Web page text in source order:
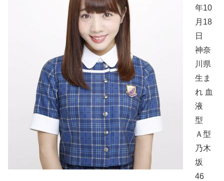
年10
月18
日
神奈
川県
生ま
れ 血
液
型
Ａ型
乃木
坂
46